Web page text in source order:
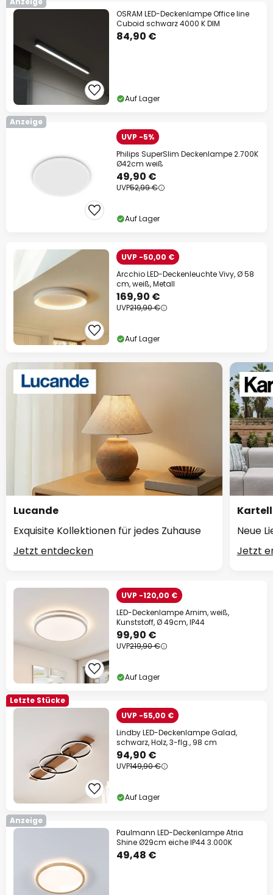
OSRAM LED-Deckenlampe Office line
Cuboid schwarz 4000 K DIM
84,90 €
Auf Lager
Anzeige
UVP -5%
Philips SuperSlim Deckenlampe 2.700K
Ø42cm weiß
49,90 €
UVP52,99 €
Auf Lager
UVP -50,00 €
Arcchio LED-Deckenleuchte Vivy, Ø 58
cm, weiß, Metall
169,90 €
UVP219,90 €
Auf Lager
Lucande
Exquisite Kollektionen für jedes Zuhause
Jetzt entdecken
Kartell
Neue
Jetzt
UVP -120,00 €
LED-Deckenlampe Arnim, weiß,
Kunststoff, Ø 49cm, IP44
99,90 €
UVP219,90 €
Auf Lager
Letzte Stücke
UVP -55,00 €
Lindby LED-Deckenlampe Galad,
schwarz, Holz, 3-flg., 98 cm
94,90 €
UVP149,90 €
Auf Lager
Anzeige
Paulmann LED-Deckenlampe Atria
Shine Ø29cm eiche IP44 3.000K
49,48 €